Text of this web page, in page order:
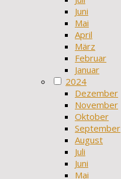
Juni
Mai
April
März
Februar
Januar
2024
Dezember
November
Oktober
September
August
Juli
Juni
Mai